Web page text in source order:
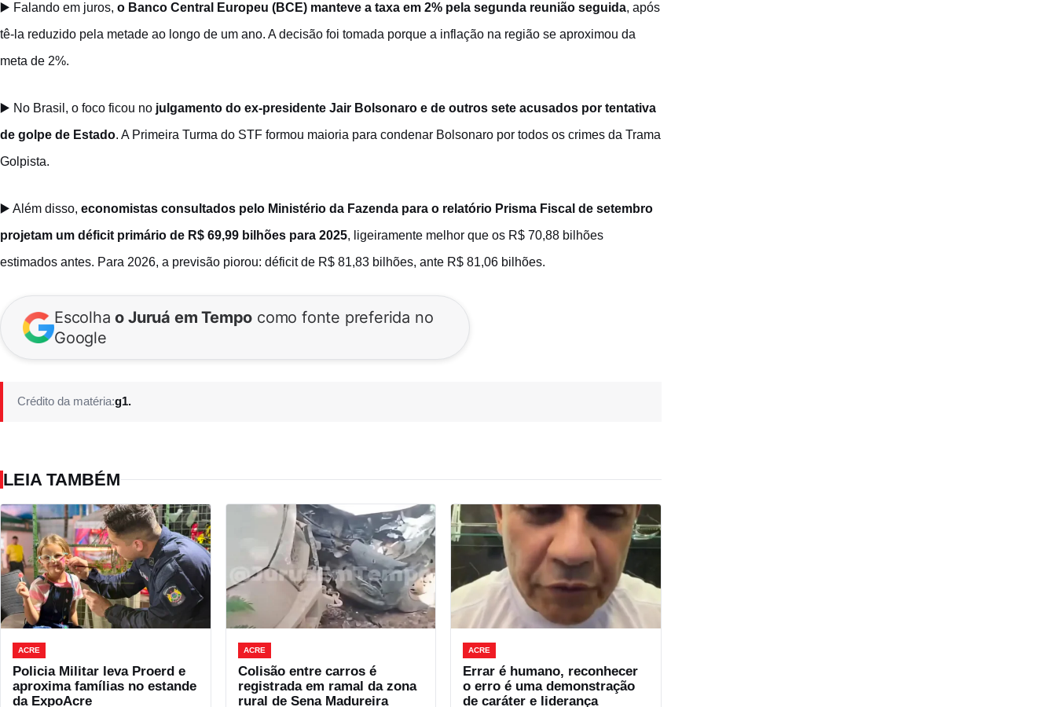
▶️ Falando em juros, o Banco Central Europeu (BCE) manteve a taxa em 2% pela segunda reunião seguida, após
tê-la reduzido pela metade ao longo de um ano. A decisão foi tomada porque a inflação na região se aproximou da
meta de 2%.
▶️ No Brasil, o foco ficou no julgamento do ex-presidente Jair Bolsonaro e de outros sete acusados por tentativa
de golpe de Estado. A Primeira Turma do STF formou maioria para condenar Bolsonaro por todos os crimes da Trama
Golpista.
▶️ Além disso, economistas consultados pelo Ministério da Fazenda para o relatório Prisma Fiscal de setembro
projetam um déficit primário de R$ 69,99 bilhões para 2025, ligeiramente melhor que os R$ 70,88 bilhões
estimados antes. Para 2026, a previsão piorou: déficit de R$ 81,83 bilhões, ante R$ 81,06 bilhões.
Escolhao Juruá em Tempo como fonte preferida no
Google
Crédito da matéria:g1.
LEIA TAMBÉM
ACRE
Policia Militar leva Proerd e
aproxima famílias no estande
da ExpoAcre
ACRE
Colisão entre carros é
registrada em ramal da zona
rural de Sena Madureira
ACRE
Errar é humano, reconhecer
o erro é uma demonstração
de caráter e liderança